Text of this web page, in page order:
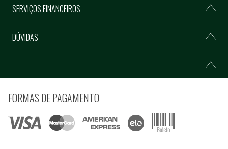
SERVIÇOS FINANCEIROS
DÚVIDAS
FORMAS DE PAGAMENTO